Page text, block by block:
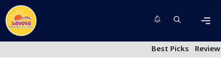
Skip
to
content
Best Picks